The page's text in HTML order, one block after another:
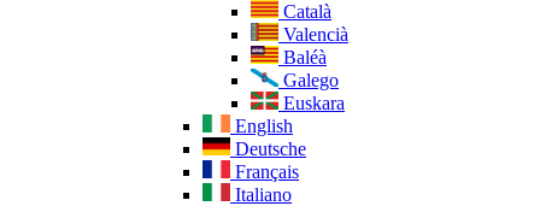
Català
Valencià
Baléà
Galego
Euskara
English
Deutsche
Français
Italiano